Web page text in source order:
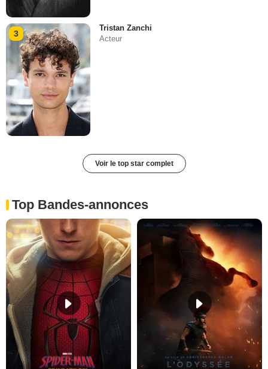
3
Tristan Zanchi
Acteur
Voir le top star complet
Top Bandes-annonces